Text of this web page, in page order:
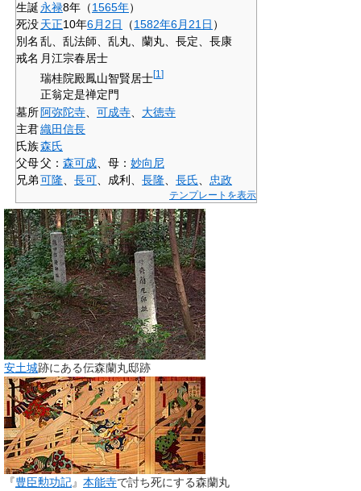
生誕 永禄8年（1565年）
死没天正10年6月2日 （1582年6月21日 ）
別名 乱、乱法師、乱丸、蘭丸、長定、長康
戒名 月江宗春居士
瑞桂院殿鳳山智賢居士[1 ]
正翁定是禅定門
墓所阿弥陀寺 可成寺
大徳寺
主君織田信長
氏族森氏
父母父： 森可成 、母： 妙向尼
兄弟可隆 長可 成利 長隆 長氏 忠政
テンプレートを表示
安土城跡にある伝森蘭丸邸跡
『豊臣勲功記』 本能寺で討ち死にする森蘭丸